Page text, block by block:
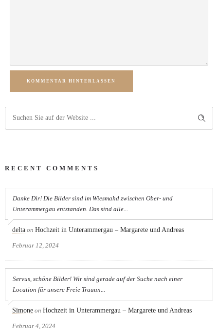
KOMMENTAR HINTERLASSEN
RECENT COMMENTS
Danke Dir! Die Bilder sind im Wiesmahd zwischen Ober- und
Unterammergau entstanden. Das sind alle...
delta on Hochzeit in Unterammergau – Margarete und Andreas
Februar 12, 2024
Servus, schöne Bilder! Wir sind gerade auf der Suche nach einer
Location für unsere Freie Trauun...
Simone on Hochzeit in Unterammergau – Margarete und Andreas
Februar 4, 2024